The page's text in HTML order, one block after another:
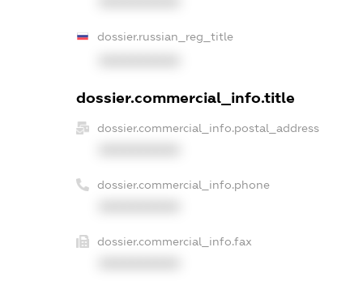
dossier.russian_reg_title
dossier.commercial_info.title
dossier.commercial_info.postal_address
dossier.commercial_info.phone
dossier.commercial_info.fax